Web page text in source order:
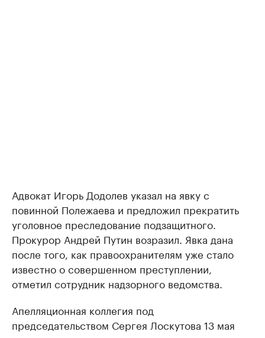
Адвокат Игорь Додолев указал на явку с
повинной Полежаева и предложил прекратить
уголовное преследование подзащитного.
Прокурор Андрей Путин возразил. Явка дана
после того, как правоохранителям уже стало
известно о совершенном преступлении,
отметил сотрудник надзорного ведомства.
Апелляционная коллегия под
председательством Сергея Лоскутова 13 мая